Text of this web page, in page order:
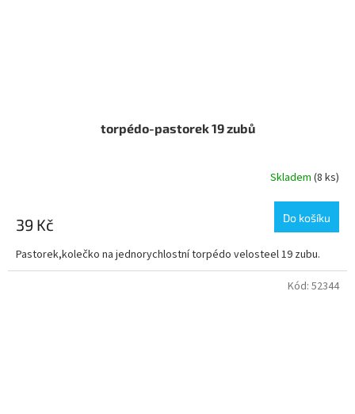
torpédo-pastorek 19 zubů
Skladem (8 ks)
39 Kč Do košíku
Pastorek,kolečko na jednorychlostní torpédo velosteel 19 zubu.
Kód: 52344